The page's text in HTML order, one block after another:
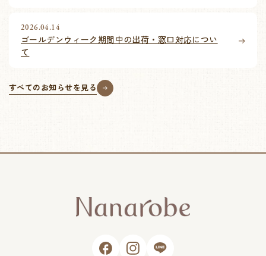
2026.04.14
ゴールデンウィーク期間中の出荷・窓口対応につい
て
すべてのお知らせを見る